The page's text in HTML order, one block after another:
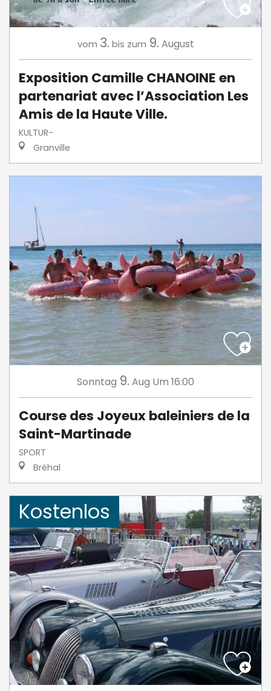
vom 3. bis zum 9. August
Exposition Camille CHANOINE en
partenariat avec l’Association Les
Amis de la Haute Ville.
KULTUR-
Granville
Sonntag 9. Aug Um 16:00
Course des Joyeux baleiniers de la
Saint-Martinade
SPORT
Bréhal
Kostenlos